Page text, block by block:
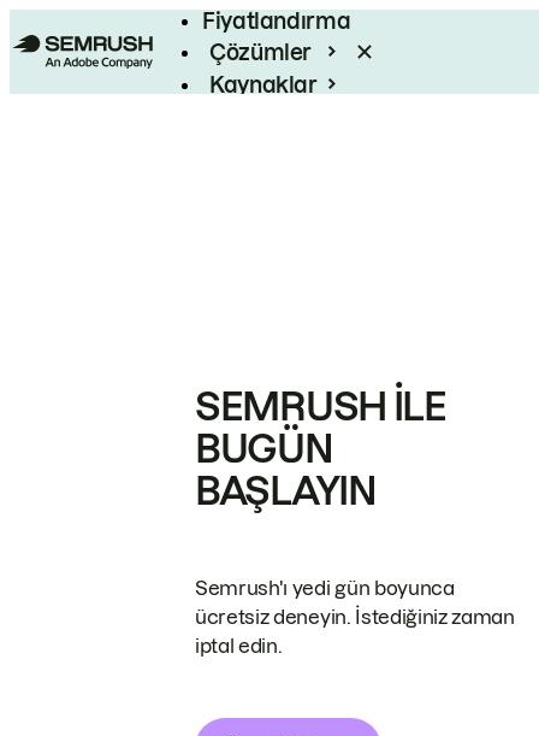
Fiyatlandırma
Çözümler
Kaynaklar
SEMRUSH ILE
BUGÜN
BAŞLAYIN
Semrush'ı yedi gün boyunca
ücretsiz deneyin. İstediğiniz zaman
iptal edin.